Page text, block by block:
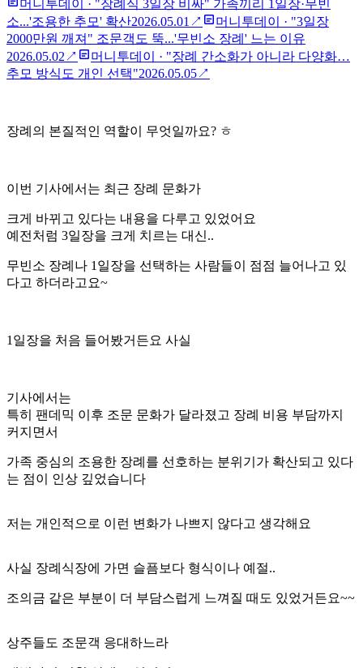
머니투데이 · "장례식 3일장 비싸" 가족끼리 1일장·무빈
소...'조용한 추모' 확산2026.05.01 ↗ 머니투데이 · "3일장
2000만원 깨져" 조문객도 뚝...'무빈소 장례' 느는 이유
2026.05.02 ↗ 머니투데이 · "장례 간소화가 아니라 다양화…
추모 방식도 개인 선택"2026.05.05↗
장례의 본질적인 역할이 무엇일까요? ㅎ
이번 기사에서는 최근 장례 문화가
크게 바뀌고 있다는 내용을 다루고 있었어요
예전처럼 3일장을 크게 치르는 대신..
무빈소 장례나 1일장을 선택하는 사람들이 점점 늘어나고 있
다고 하더라고요~
1일장을 처음 들어봤거든요 사실
기사에서는
특히 팬데믹 이후 조문 문화가 달라졌고 장례 비용 부담까지
커지면서
가족 중심의 조용한 장례를 선호하는 분위기가 확산되고 있다
는 점이 인상 깊었습니다
저는 개인적으로 이런 변화가 나쁘지 않다고 생각해요
사실 장례식장에 가면 슬픔보다 형식이나 예절..
조의금 같은 부분이 더 부담스럽게 느껴질 때도 있었거든요~~
상주들도 조문객 응대하느라